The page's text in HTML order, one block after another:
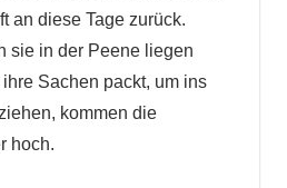
an diese Tage zurück.
sie in der Peene liegen
Sachen packt, um ins
kommen die
hoch.